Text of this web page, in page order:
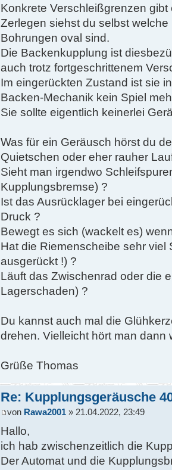
Konkrete Verschleißgrenzen
Zerlegen siehst du selbst
Bohrungen oval sind.
Die Backenkupplung ist
auch trotz fortgeschrittenem
Im eingerückten Zustand ist sie
Backen-Mechanik kein Spiel
Sie sollte eigentlich keinerlei
Was für ein Geräusch hörst du
Quietschen oder eher rauher
Sieht man irgendwo
Kupplungsbremse) ?
Ist das Ausrücklager bei
Druck ?
Bewegt es sich (wackelt es)
Hat die Riemenscheibe sehr
ausgerückt !) ?
Läuft das Zwischenrad oder die
Lagerschaden) ?
Du kannst auch mal die
drehen. Vielleicht hört man dann
Grüße Thomas
Re: Kupplungsgeräusche
von Rawa2001 » 21.04.2022, 23:49
Hallo,
ich hab zwischenzeitlich die
Der Automat und die